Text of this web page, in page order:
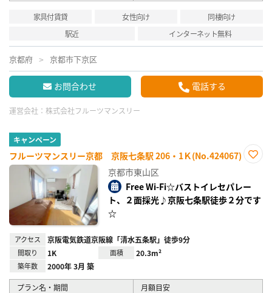
家具付賃貸 女性向け
同棲向け
駅近
インターネット無料
京都府 京都市下京区
お問合わせ 電話する
運営会社： 株式会社フルーツマンスリー
キャンペーン
フルーツマンスリー京都 京阪七条駅 206・1Ｋ(No.424067)
り登
京都市東山区
Free Wi-Fi☆バストイレセパレー
ト、２面採光♪京阪七条駅徒歩２分です
☆
アクセス 京阪電気鉄道京阪線「清水五条駅」徒歩9分
間取り 1K 面積 20.3m²
築年数 2000年 3月 築
プラン名・期間
月額目安